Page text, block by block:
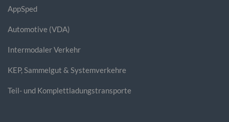
AppSped
Automotive (VDA)
Intermodaler Verkehr
KEP, Sammelgut & Systemverkehre
Teil- und Komplettladungstransporte